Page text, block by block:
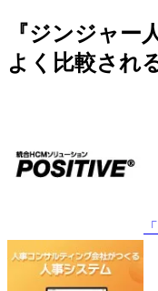
『ジンジャー
よく比較され